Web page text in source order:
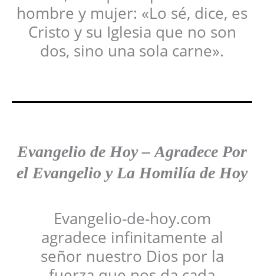
hombre y mujer: «Lo sé, dice, es
Cristo y su Iglesia que no son
dos, sino una sola carne».
Evangelio de Hoy–Agradece Por
el Evangelio y La Homilía de Hoy
Evangelio-de-hoy.com
agradece infinitamente al
señor nuestro Dios por la